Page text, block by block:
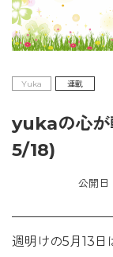
Yuka 連載
yukaの心が
5/18)
公開日
週明けの5月13